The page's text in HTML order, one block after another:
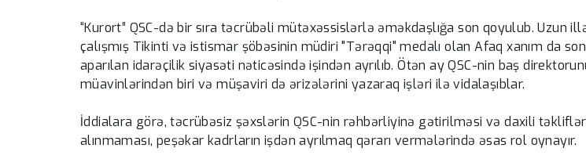
“Kurort” QSC-də bir sıra təcrübəli mütəxəssislərlə əməkdaşlığa son qoyulub. Uzun
çalışmış Tikinti və istismar şöbəsinin müdiri "Tərəqqi" medalı olan Afaq xanım da
aparılan idarəçilik siyasəti nəticəsində işindən ayrılıb. Ötən ay QSC-nin baş
müavinlərindən biri və müşaviri də ərizələrini yazaraq işləri ilə vidalaşıblar.
İddialara görə, təcrübəsiz şəxslərin QSC-nin rəhbərliyinə gətirilməsi və daxili
alınmaması, peşəkar kadrların işdən ayrılmaq qərarı vermələrində əsas rol oynayır.